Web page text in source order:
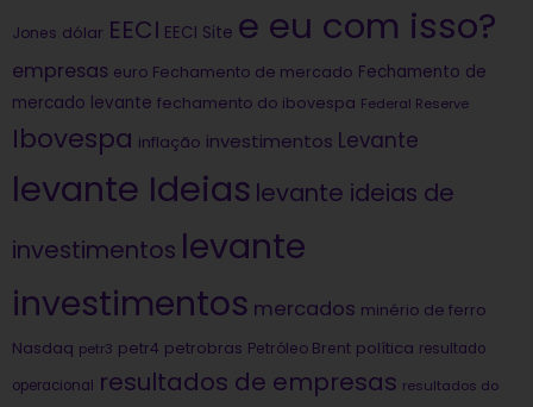
Jones dólar EECI EECI Site e eu com isso?
empresas euro Fechamento de mercado Fechamento de
mercado levante fechamento do ibovespa Federal Reserve
Ibovespa inflação investimentos Levante
levante Ideias levante ideias de
investimentos levante
investimentos mercados minério de ferro
Nasdaq petr3 petr4 petrobras Petróleo Brent política resultado
operacional resultados de empresas resultados do